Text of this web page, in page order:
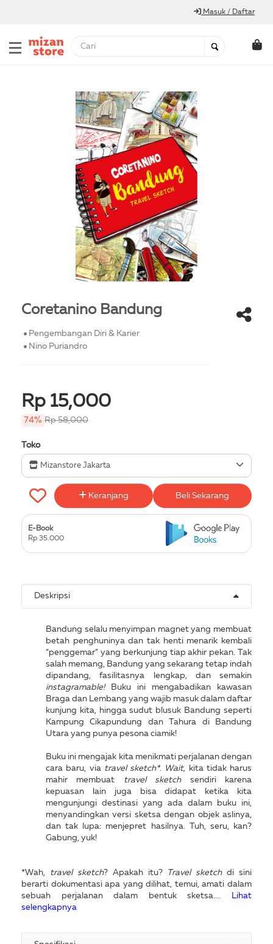
Masuk / Daftar
Coretanino Bandung
Pengembangan Diri & Karier
Nino Puriandro
Rp 15,000
74% Rp 58,000
Toko
Mizanstore Jakarta
Keranjang Beli Sekarang
E-Book
Rp 35.000
Deskripsi
Bandung selalu menyimpan magnet yang membuat
betah penghuninya dan tak henti menarik kembali
“penggemar” yang berkunjung tiap akhir pekan. Tak
salah memang, Bandung yang sekarang tetap indah
dipandang, fasilitasnya lengkap, dan semakin
instagramable!Buku ini mengabadikan kawasan
Braga dan Lembang yang wajib masuk dalam daftar
kunjung kita, hingga sudut blusuk Bandung seperti
Kampung Cikapundung dan Tahura di Bandung
Utara yang punya pesona ciamik!
Buku ini mengajak kita menikmati perjalanan dengan
cara baru, via travel sketch*. Wait, kita tidak harus
mahir membuat travel sketchsendiri karena
kepuasan lain juga bisa didapat ketika kita
mengunjungi destinasi yang ada dalam buku ini,
menyandingkan versi sketsa dengan objek aslinya,
dan tak lupa: menjepret hasilnya. Tuh, seru, kan?
Gabung, yuk!
*Wah, travel sketch? Apakah itu? Travel sketchdi sini
berarti dokumentasi apa yang dilihat, temui, amati dalam
sebuah perjalanan dalam bentuk sketsa....
Lihat
selengkapnya